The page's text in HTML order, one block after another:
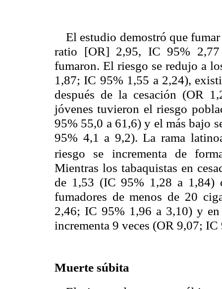
El estudio demostró que
ratio [OR] 2,95, IC 95%
fumaron. El riesgo se redujo a
1,87; IC 95% 1,55 a 2,24),
después de la cesación (OR
jóvenes tuvieron el riesgo
95% 55,0 a 61,6) y el más bajo
95% 4,1 a 9,2). La rama
riesgo se incrementa de
Mientras los tabaquistas en
de 1,53 (IC 95% 1,28 a 1,84)
fumadores de menos de 20
2,46; IC 95% 1,96 a 3,10) y
incrementa 9 veces (OR 9,07;
Muerte súbita